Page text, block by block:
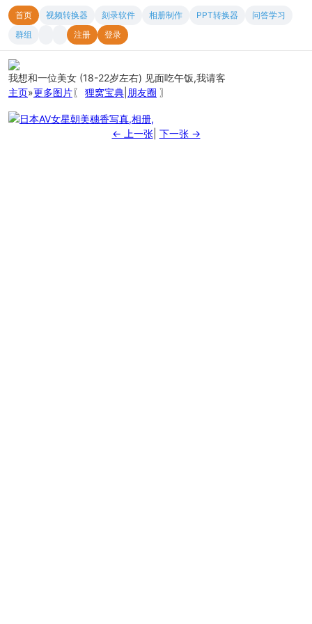
首页 视频转换器 刻录软件 相册制作 PPT转换器
问答学习
群组
注册 登录
我想和一位美女 (18-22岁左右) 见面吃午饭,我请客
主页»更多图片〖 狸窝宝典 朋友圈 〗
← 上一张| 下一张 →